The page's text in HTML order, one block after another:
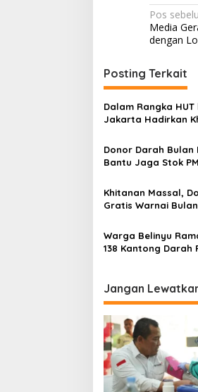
pos
Pos
Media
dengan
Posting Terkait
Dalam Rangka
Jakarta Hadirkan
Donor Darah Bulan
Bantu Jaga Stok
Khitanan Massal,
Gratis Warnai
Warga Belinyu
138 Kantong Darah
Jangan